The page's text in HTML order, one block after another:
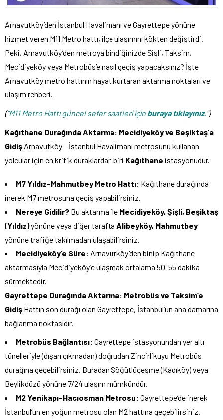
Arnavutköy’den İstanbul Havalimanı ve Gayrettepe yönüne
hizmet veren M11 Metro hattı, ilçe ulaşımını kökten değiştirdi.
Peki, Arnavutköy’den metroya bindiğinizde Şişli, Taksim,
Mecidiyeköy veya Metrobüs’e nasıl geçiş yapacaksınız? İşte
Arnavutköy metro hattının hayat kurtaran aktarma noktaları ve
ulaşım rehberi.
(“M11 Metro Hattı güncel sefer saatleri için buraya tıklayınız.“)
Kağıthane Durağında Aktarma: Mecidiyeköy ve Beşiktaş’a
Gidiş Arnavutköy – İstanbul Havalimanı metrosunu kullanan
yolcular için en kritik duraklardan biri Kağıthane istasyonudur.
M7 Yıldız-Mahmutbey Metro Hattı: Kağıthane durağında
inerek M7 metrosuna geçiş yapabilirsiniz.
Nereye Gidilir? Bu aktarma ile Mecidiyeköy, Şişli, Beşiktaş
(Yıldız)yönüne veya diğer tarafta Alibeyköy, Mahmutbey
yönüne trafiğe takılmadan ulaşabilirsiniz.
Mecidiyeköy’e Süre: Arnavutköy’den binip Kağıthane
aktarmasıyla Mecidiyeköy’e ulaşmak ortalama 50-55 dakika
sürmektedir.
Gayrettepe Durağında Aktarma: Metrobüs ve Taksim’e
Gidiş Hattın son durağı olan Gayrettepe, İstanbul’un ana damarına
bağlanma noktasıdır.
Metrobüs Bağlantısı: Gayrettepe istasyonundan yer altı
tünelleriyle (dışarı çıkmadan) doğrudan Zincirlikuyu Metrobüs
durağına geçebilirsiniz. Buradan Söğütlüçeşme (Kadıköy) veya
Beylikdüzü yönüne 7/24 ulaşım mümkündür.
M2 Yenikapı-Hacıosman Metrosu: Gayrettepe’de inerek
İstanbul’un en yoğun metrosu olan M2 hattına geçebilirsiniz.